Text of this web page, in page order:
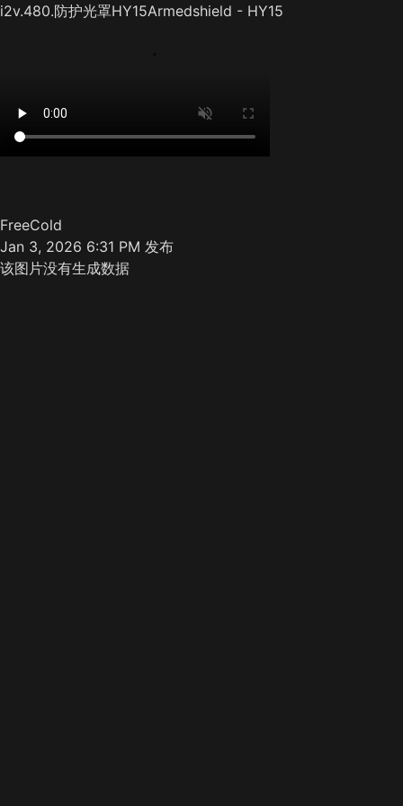
i2v.480.防护光罩HY15Armedshield - HY15
FreeCold
Jan 3, 2026 6:31 PM 发布
该图片没有生成数据